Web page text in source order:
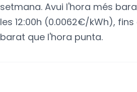
setmana. Avui l'hora més
les 12:00h (0.0062€/kWh), fins
barat que l'hora punta.